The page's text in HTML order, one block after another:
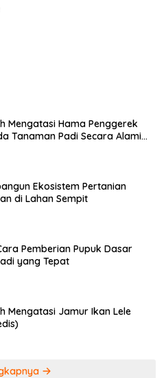
Mengatasi Hama Penggerek
Tanaman Padi Secara Alami
Ekosistem Pertanian
di Lahan Sempit
Pemberian Pupuk Dasar
yang Tepat
Mengatasi Jamur Ikan Lele